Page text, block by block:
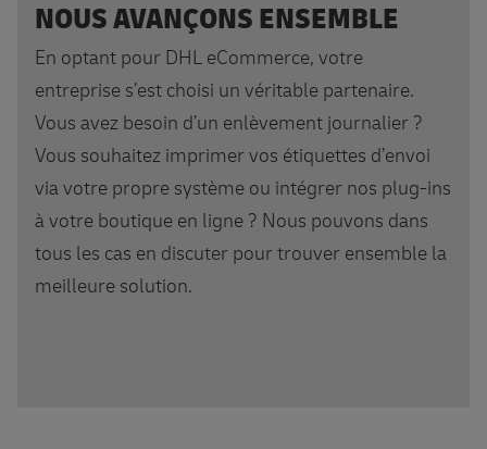
NOUS AVANÇONS ENSEMBLE
En optant pour DHL eCommerce, votre
entreprise s’est choisi un véritable partenaire.
Vous avez besoin d’un enlèvement journalier ?
Vous souhaitez imprimer vos étiquettes d’envoi
via votre propre système ou intégrer nos plug-ins
à votre boutique en ligne ? Nous pouvons dans
tous les cas en discuter pour trouver ensemble la
meilleure solution.